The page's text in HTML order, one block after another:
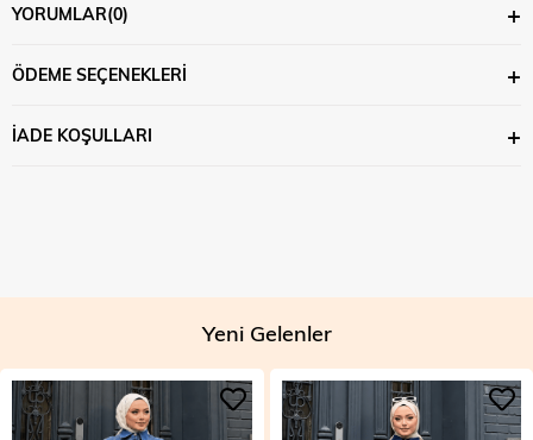
YORUMLAR(0)
ÖDEME SEÇENEKLERI
İADE KOŞULLARI
Yeni Gelenler